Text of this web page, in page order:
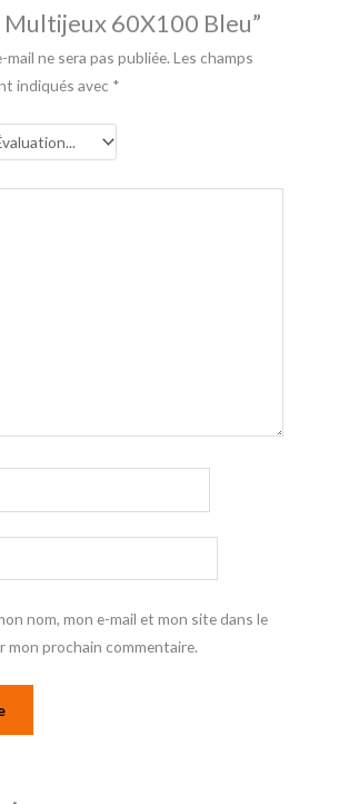
Multijeux 60X100 Bleu”
mail ne sera pas publiée. Les champs
indiqués avec *
nom, mon e-mail et mon site dans le
mon prochain commentaire.